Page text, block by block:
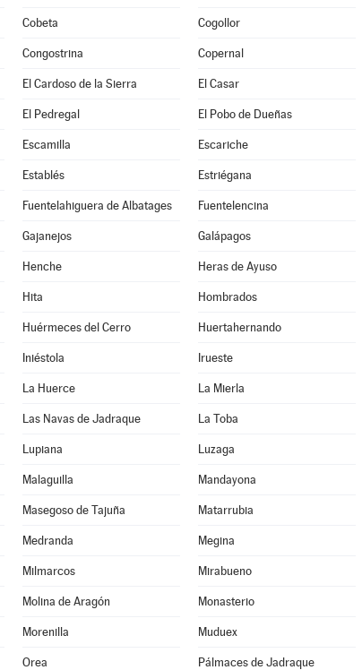
Cobeta Cogollor
Congostrina Copernal
El Cardoso de la Sierra El Casar
El Pedregal El Pobo de Dueñas
Escamilla Escariche
Establés Estriégana
Fuentelahiguera de Albatages Fuentelencina
Gajanejos Galápagos
Henche Heras de Ayuso
Hita Hombrados
Huérmeces del Cerro Huertahernando
Iniéstola Irueste
La Huerce La Mierla
Las Navas de Jadraque La Toba
Lupiana Luzaga
Malaguilla Mandayona
Masegoso de Tajuña Matarrubia
Medranda Megina
Milmarcos Mirabueno
Molina de Aragón Monasterio
Morenilla Muduex
Orea Pálmaces de Jadraque